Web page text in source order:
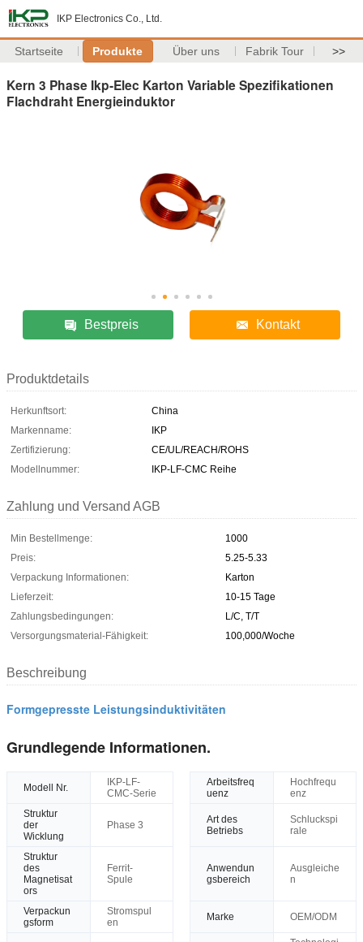
IKP Electronics Co., Ltd.
Startseite Produkte Über uns Fabrik Tour >>
Kern 3 Phase Ikp-Elec Karton Variable Spezifikationen
Flachdraht Energieinduktor
Bestpreis Kontakt
Produktdetails
Herkunftsort:
China
Markenname:
IKP
Zertifizierung:
CE/UL/REACH/ROHS
Modellnummer:
IKP-LF-CMC Reihe
Zahlung und Versand AGB
Min Bestellmenge:
1000
Preis:
5.25-5.33
Verpackung Informationen:
Karton
Lieferzeit:
10-15 Tage
Zahlungsbedingungen:
L/C, T/T
Versorgungsmaterial-Fähigkeit:
100,000/Woche
Beschreibung
Formgepresste Leistungsinduktivitäten
Grundlegende Informationen.
Modell Nr.
IKP-LF-
CMC-Serie
Arbeitsfreq
uenz
Hochfrequ
enz
Struktur
der
Wicklung
Phase 3
Art des
Betriebs
Schluckspi
rale
Struktur
des
Magnetisat
ors
Ferrit-
Spule
Anwendun
gsbereich
Ausgleiche
n
Verpackun
gsform
Stromspul
en
Marke OEM/ODM